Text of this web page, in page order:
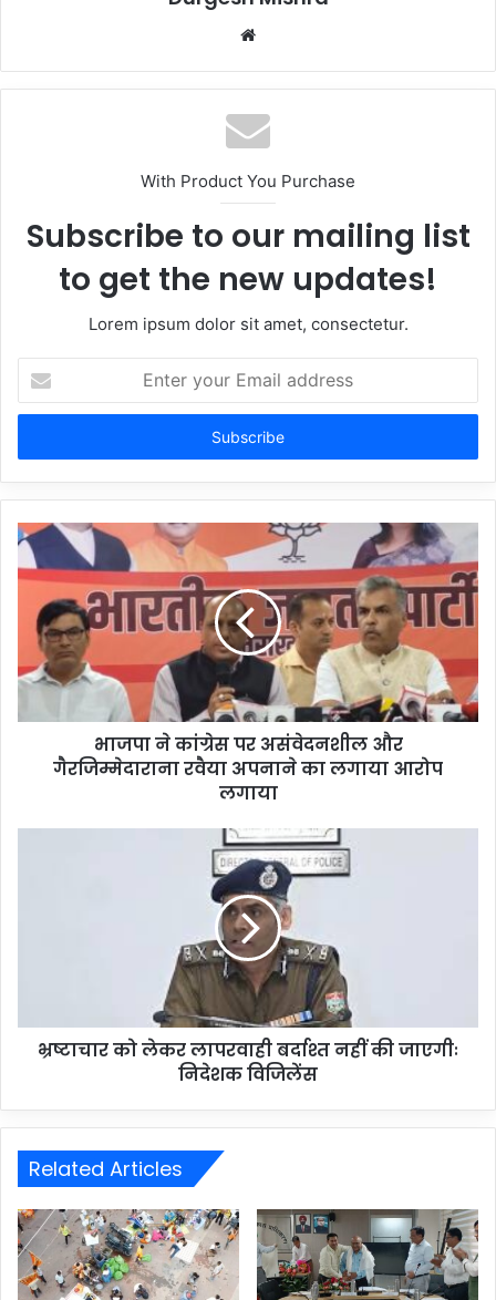
Website
With Product You Purchase
Subscribe to our mailing list
to get the new updates!
Lorem ipsum dolor sit amet, consectetur.
Enter
your
Email
भाजपा ने कांग्रेस पर असंवेदनशील और
गैरजिम्मेदाराना रवैया अपनाने का लगाया आरोप
लगाया
भ्रष्टाचार को लेकर लापरवाही बर्दाश्त नहीं की जाएगीः
निदेशक विजिलेंस
Related Articles